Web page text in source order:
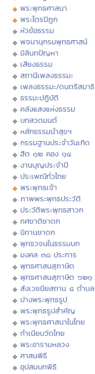
พระพุทธศาสนา
พระไตรปิฏก
หัวข้อธรรม
พจนานุกรมพุทธศาสน์
มิลินทปัญหา
เสียงธรรม
สถานีเพลงธรรมะ
เพลงธรรมะ/ดนตรีสมาธิ
ธรรมะปฏิบัติ
คลังแสงแห่งธรรม
บทสวดมนต์
หลักธรรมนำสุขฯ
กรรมฐานประจำวันเกิด
ฮีต ๑๒ คอง ๑๔
งานบุญประจำปี
ประเพณีทั่วไทย
พระพุทธเจ้า
ภาพพระพุทธประวัติ
ประวัติพระพุทธสาวก
ทศชาติชาดก
นิทานชาดก
พุทธวจนในธรรมบท
มงคล ๓๘ ประการ
พุทธศาสนสุภาษิต
พุทธศาสนสุภาษิต ๖๒๑
สังเวชนียสถาน ๔ ตำบล
ปางพระพุทธรูป
พระพุทธรูปสำคัญ
พระพุทธศาสนาในไทย
ทำเนียบวัดไทย
พระอารามหลวง
ศาสนพิธี
อุปสมบทพิธี